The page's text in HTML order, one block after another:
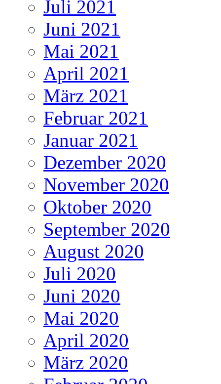
Juli 2021
Juni 2021
Mai 2021
April 2021
März 2021
Februar 2021
Januar 2021
Dezember 2020
November 2020
Oktober 2020
September 2020
August 2020
Juli 2020
Juni 2020
Mai 2020
April 2020
März 2020